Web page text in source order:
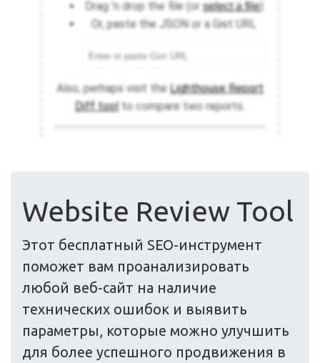
Website Review Tool
Этот бесплатный SEO-инструмент
поможет вам проанализировать
любой веб-сайт на наличие
технических ошибок и выявить
параметры, которые можно улучшить
для более успешного продвижения в